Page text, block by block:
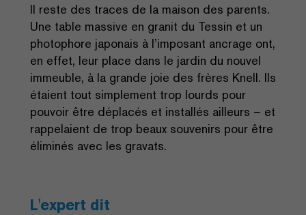
Il reste des traces de la maison des parents.
Une table massive en granit du Tessin et un
photophore japonais à l’imposant ancrage ont,
en effet, leur place dans le jardin du nouvel
immeuble, à la grande joie des frères Knell. Ils
étaient tout simplement trop lourds pour
pouvoir être déplacés et installés ailleurs – et
rappelaient de trop beaux souvenirs pour être
éliminés avec les gravats.
L'expert dit